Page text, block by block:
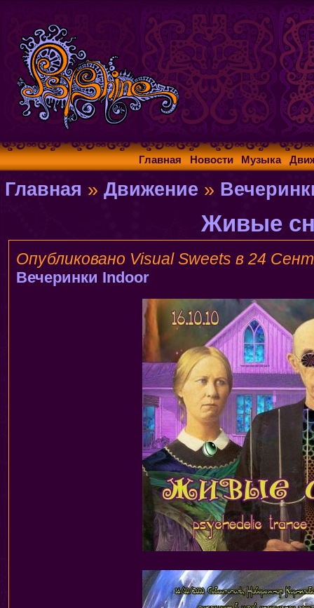
Главная Новости Музыка
Главная »Движение »
Живые
Опубликовано Visual Sweets в 24
Вечеринки Indoor